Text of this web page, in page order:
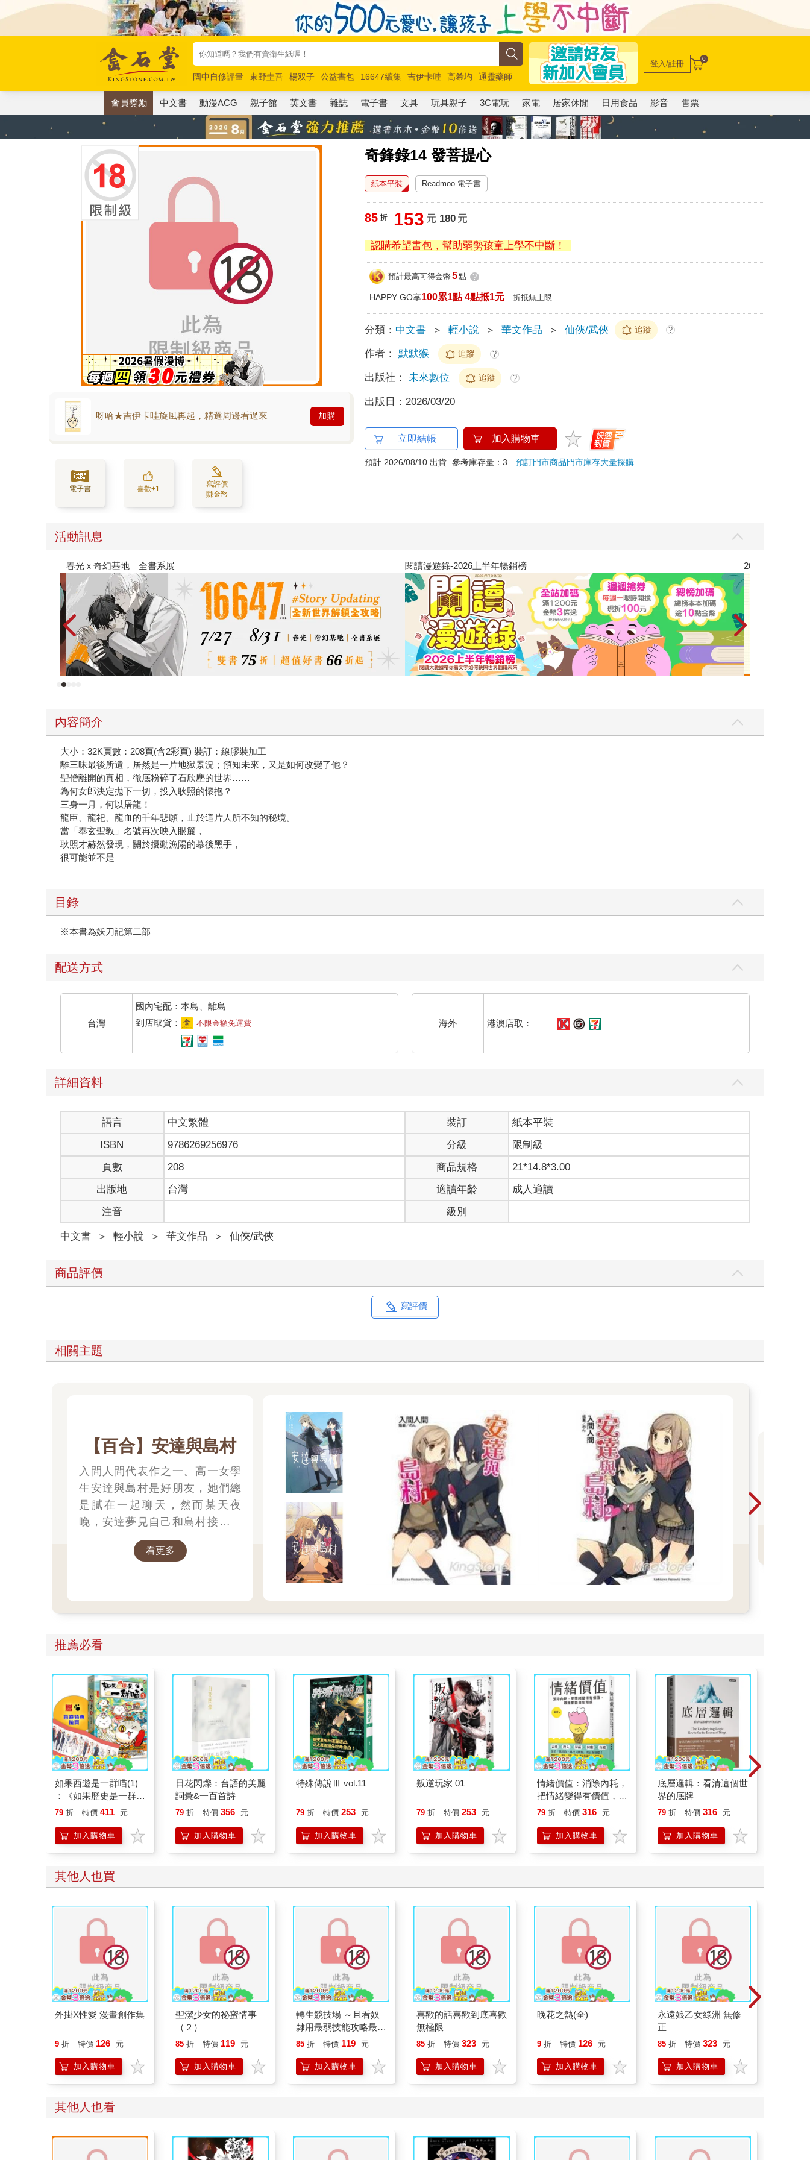
國中自修評量 東野圭吾 楊双子 公益書包 16647續集 吉伊卡哇 高希均
通靈藥師
唯紅花綻放
奧德賽 路邊攤新作 馬斯克 玩具總動員5 超慢跑
登入/註冊 0
會員獎勵 中文書 動漫ACG 親子館 英文書 雜誌 電子書 文具 玩具親子 3C電玩 家電 居家休閒 日用食品 影音 售票
奇鋒錄14 發菩提心
呀哈★吉伊卡哇旋風再起，精選周邊看過來 加購
電子書 喜歡+1
寫評價
賺金幣
紙本平裝 Readmoo 電子書
85 折 153 元 180元
認購希望書包，幫助弱勢孩童上學不中斷！
預計最高可得金幣 5點 ?
HAPPY GO享100累1點 4點抵1元 折抵無上限
分類： 中文書 ＞ 輕小說 ＞ 華文作品 ＞ 仙俠/武俠 追蹤 ?
作者： 默默猴 追蹤 ?
出版社： 未來數位 追蹤 ?
出版日： 2026/03/20
立即結帳 加入購物車
預計 2026/08/10 出貨 參考庫存量：3預訂門市商品門市庫存大量採購
活動訊息
2026金石堂暑假漫博〈你好，我吃一點〉第二波
原本只是跟全校第一美少女商量彼此摯友的戀愛煩惱，不知不覺間她竟成為我最親近
的存在（１）
台灣角川2026
內容簡介
大小：32K頁數：208頁(含2彩頁) 裝訂：線膠裝加工
離三昧最後所遺，居然是一片地獄景況；預知未來，又是如何改變了他？
聖僧離開的真相，徹底粉碎了石欣塵的世界……
為何女郎決定拋下一切，投入耿照的懷抱？
三身一月，何以屠龍！
龍臣、龍祀、龍血的千年悲願，止於這片人所不知的秘境。
當「奉玄聖教」名號再次映入眼簾，
耿照才赫然發現，關於擾動漁陽的幕後黑手，
很可能並不是——
目錄
※本書為妖刀記第二部
配送方式
台灣
國內宅配：本島、離島
到店取貨：
不限金額免運費 海外 港澳店取：
詳細資料
語言 中文繁體 裝訂
紙本平裝
ISBN
9786269256976 分級
限制級
頁數
208 商品規格
21*14.8*3.00
出版地
台灣 適讀年齡
成人適讀
注音
級別
中文書 ＞ 輕小說 ＞ 華文作品 ＞ 仙俠/武俠
商品評價
寫評價
相關主題
【百合】安達與島村
入間人間代表作之一。高一女學
生安達與島村是好朋友，她們總
是膩在一起聊天，然而某天夜
晚，安達夢見自己和島村接吻，
因此意識到了一份不一樣的情感!?
看更多
推薦必看
如果西遊是一群喵(1)
：《如果歷史是一群
喵》作者最新力作，附
79 折 特價 411 元
加入購物車
日花閃爍：台語的美麗
詞彙&一百首詩
79 折 特價 356 元
加入購物車
特殊傳說Ⅲ vol.11
79 折 特價 253 元
加入購物車
叛逆玩家 01
79 折 特價 253 元
加入購物車
情緒價值：消除內耗，
把情緒變得有價值，跟
誰都能自在相處
79 折 特價 316 元
加入購物車
底層邏輯：看清這個世
界的底牌
79 折 特價 316 元
加入購物車
其他人也買
外掛X性愛 漫畫創作集
9 折 特價 126 元
加入購物車
聖潔少女的祕蜜情事
（２）
85 折 特價 119 元
加入購物車
轉生競技場 ～且看奴
隸用最弱技能攻略最強
女角們建立後宮～
85 折 特價 119 元
加入購物車
喜歡的話喜歡到底喜歡
無極限
85 折 特價 323 元
加入購物車
晚花之熱(全)
9 折 特價 126 元
加入購物車
永遠娘乙女綠洲 無修
正
85 折 特價 323 元
加入購物車
其他人也看